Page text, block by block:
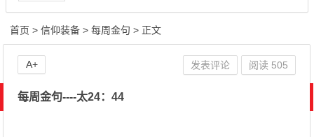
首页 >信仰装备 >每周金句 > 正文
每周金句----太24：44
发表评论 阅读 505
A+